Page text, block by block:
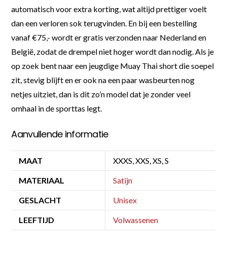
automatisch voor extra korting, wat altijd prettiger voelt
dan een verloren sok terugvinden. En bij een bestelling
vanaf €75,- wordt er gratis verzonden naar Nederland en
België, zodat de drempel niet hoger wordt dan nodig. Als je
op zoek bent naar een jeugdige Muay Thai short die soepel
zit, stevig blijft en er ook na een paar wasbeurten nog
netjes uitziet, dan is dit zo’n model dat je zonder veel
omhaal in de sporttas legt.
Aanvullende informatie
MAAT XXXS, XXS, XS, S
MATERIAAL Satijn
GESLACHT Unisex
LEEFTIJD Volwassenen